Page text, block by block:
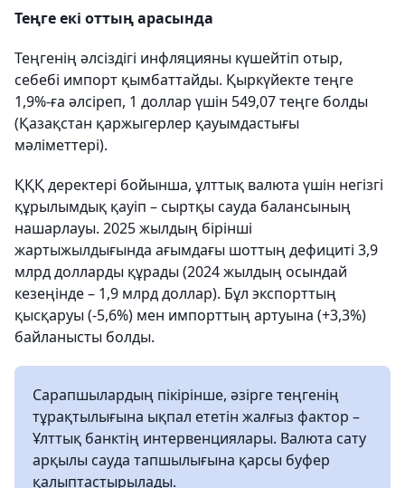
Теңге екі оттың арасында
Теңгенің әлсіздігі инфляцияны күшейтіп отыр,
себебі импорт қымбаттайды. Қыркүйекте теңге
1,9%-ға әлсіреп, 1 доллар үшін 549,07 теңге болды
(Қазақстан қаржыгерлер қауымдастығы
мәліметтері).
ҚҚҚ деректері бойынша, ұлттық валюта үшін негізгі
құрылымдық қауіп – сыртқы сауда балансының
нашарлауы. 2025 жылдың бірінші
жартыжылдығында ағымдағы шоттың дефициті 3,9
млрд долларды құрады (2024 жылдың осындай
кезеңінде – 1,9 млрд доллар). Бұл экспорттың
қысқаруы (-5,6%) мен импорттың артуына (+3,3%)
байланысты болды.
Сарапшылардың пікірінше, әзірге теңгенің
тұрақтылығына ықпал ететін жалғыз фактор –
Ұлттық банктің интервенциялары. Валюта сату
арқылы сауда тапшылығына қарсы буфер
қалыптастырылады.